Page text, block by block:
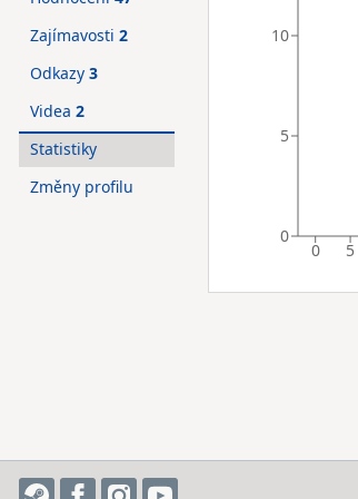
0 5
0
5
10
Zajímavosti 2
Odkazy 3
Videa 2
Statistiky
Změny profilu